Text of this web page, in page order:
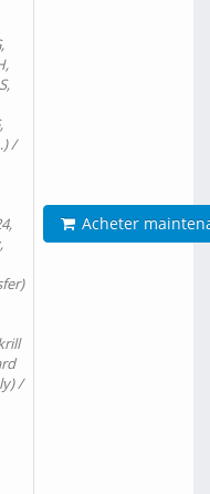
/
/
Acheter